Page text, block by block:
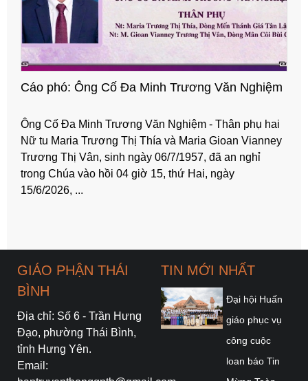
Cáo phó: Ông Cố Đa Minh Trương Văn Nghiệm
Ông Cố Đa Minh Trương Văn Nghiệm - Thân phụ hai
Nữ tu Maria Trương Thị Thía và Maria Gioan Vianney
Trương Thị Vân, sinh ngày 06/7/1957, đã an nghỉ
trong Chúa vào hồi 04 giờ 15, thứ Hai, ngày
15/6/2026, ...
GIÁO PHẬN THÁI
BÌNH
Địa chỉ: Số 6 - Trần Hưng
Đạo, phường Thái Bình,
tỉnh Hưng Yên.
Email:
TIN MỚI NHẤT
Đại hội Huấn
giáo phục vụ
công cuộc
loan báo Tin